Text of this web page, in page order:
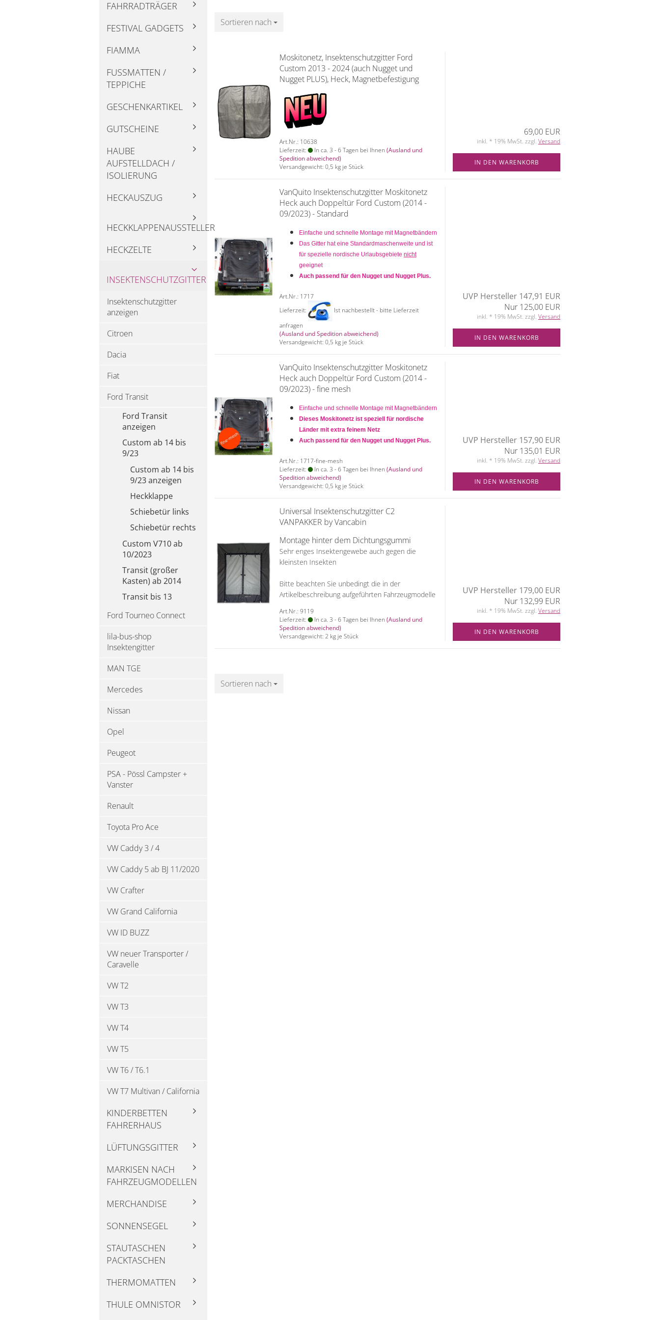
Sortieren nach
Sortieren nach
Moskitonetz, Insektenschutzgitter Ford
Custom 2013 - 2024 (auch Nugget und
Nugget PLUS), Heck, Magnetbefestigung
Art.Nr.: 10638
Lieferzeit:
In ca. 3 - 6 Tagen bei Ihnen (Ausland und
Spedition abweichend)
Versandgewicht: 0,5 kg je Stück
69,00 EUR
inkl. * 19% MwSt. zzgl. Versand
IN DEN WARENKORB
VanQuito Insektenschutzgitter Moskitonetz
Heck auch Doppeltür Ford Custom (2014 -
09/2023) - Standard
Einfache und schnelle Montage mit Magnetbändern
Das Gitter hat eine Standardmaschenweite und ist
für spezielle nordische Urlaubsgebiete nicht
geeignet
Auch passend für den Nugget und Nugget Plus.
Art.Nr.: 1717
Lieferzeit:
Ist nachbestellt - bitte Lieferzeit
anfragen
(Ausland und Spedition abweichend)
Versandgewicht: 0,5 kg je Stück
UVP Hersteller 147,91 EUR
Nur 125,00 EUR
inkl. * 19% MwSt. zzgl. Versand
IN DEN WARENKORB
VanQuito Insektenschutzgitter Moskitonetz
Heck auch Doppeltür Ford Custom (2014 -
09/2023) - fine mesh
Einfache und schnelle Montage mit Magnetbändern
Dieses Moskitonetz ist speziell für nordische
Länder mit extra feinem Netz
Auch passend für den Nugget und Nugget Plus.
Art.Nr.: 1717-fine-mesh
Lieferzeit:
In ca. 3 - 6 Tagen bei Ihnen (Ausland und
Spedition abweichend)
Versandgewicht: 0,5 kg je Stück
UVP Hersteller 157,90 EUR
Nur 135,01 EUR
inkl. * 19% MwSt. zzgl. Versand
IN DEN WARENKORB
Universal Insektenschutzgitter C2
VANPAKKER by Vancabin
Montage hinter dem Dichtungsgummi
Sehr enges Insektengewebe auch gegen die
kleinsten Insekten
Bitte beachten Sie unbedingt die in der
Artikelbeschreibung aufgeführten Fahrzeugmodelle
Art.Nr.: 9119
Lieferzeit:
In ca. 3 - 6 Tagen bei Ihnen (Ausland und
Spedition abweichend)
Versandgewicht: 2 kg je Stück
UVP Hersteller 179,00 EUR
Nur 132,99 EUR
inkl. * 19% MwSt. zzgl. Versand
IN DEN WARENKORB
Sortieren nach
Sortieren nach
FAHRRADTRÄGER
FESTIVAL GADGETS
FIAMMA
FUSSMATTEN / T
EPPICHE
GESCHENKARTIKEL
GUTSCHEINE
HAUBE
AUFSTELLDACH /
ISOLIERUNG
HECKAUSZUG
HECKKLAPPENAUSSTELLER
HECKZELTE
INSEKTENSCHUTZGITTER
Insektenschutzgitter
anzeigen
Citroen
Dacia
Fiat
Ford Transit
Ford Transit
anzeigen
Custom ab 14 bis
9/23
Custom ab 14 bis
9/23 anzeigen
Heckklappe
Schiebetür links
Schiebetür rechts
Custom V710 ab
10/2023
Transit (großer
Kasten) ab 2014
Transit bis 13
Ford Tourneo Connect
lila-bus-shop
Insektengitter
MAN TGE
Mercedes
Nissan
Opel
Peugeot
PSA - Pössl Campster +
Vanster
Renault
Toyota Pro Ace
VW Caddy 3 / 4
VW Caddy 5 ab BJ 11/2020
VW Crafter
VW Grand California
VW ID BUZZ
VW neuer Transporter /
Caravelle
VW T2
VW T3
VW T4
VW T5
VW T6 / T6.1
VW T7 Multivan / California
KINDERBETTEN
FAHRERHAUS
LÜFTUNGSGITTER
MARKISEN NACH
FAHRZEUGMODELLEN
MERCHANDISE
SONNENSEGEL
STAUTASCHEN
PACKTASCHEN
THERMOMATTEN
THULE OMNISTOR